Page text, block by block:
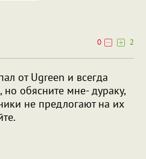
0
2
от Ugreen и всегда
обясните мне- дураку,
не предлогают на их